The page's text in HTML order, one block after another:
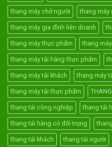
thang máy chở người thang máy
thang máy gia đình liên doanh
thang máy thực phẩm thang
thang máy tải hàng thực phẩm
thang máy tải khách thang máy
thang máy tải thực phẩm
thang tải công nghiệp thang tải
thang tải hàng có đối trọng
thang tải khách thang tải người